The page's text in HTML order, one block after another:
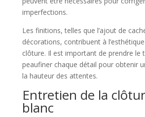
imperfections.
Les finitions, telles que l’ajout de
décorations, contribuent à
clôture. Il est important de prendre le
peaufiner chaque détail pour obtenir
la hauteur des attentes.
Entretien de la
blanc